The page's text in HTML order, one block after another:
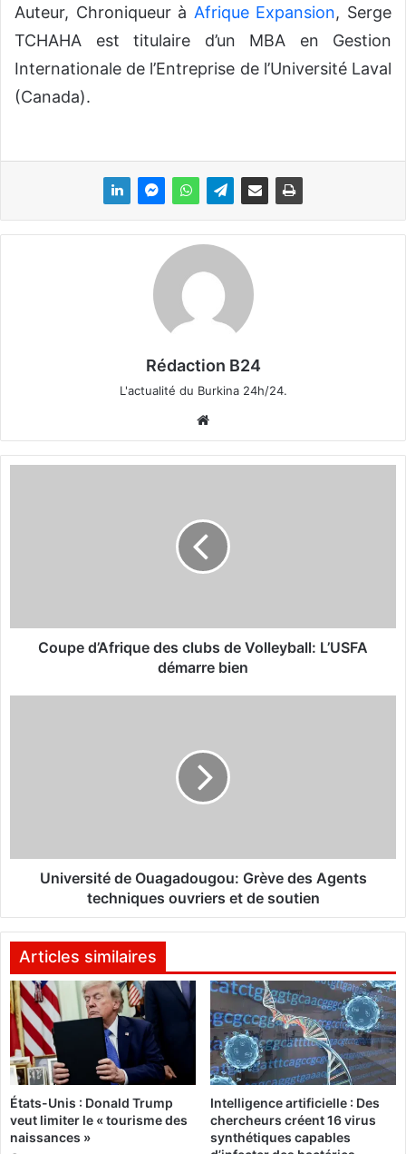
Auteur, Chroniqueur à Afrique Expansion, Serge
TCHAHA est titulaire d’un MBA en Gestion
Internationale de l’Entreprise de l’Université Laval
(Canada).
Rédaction B24
L'actualité du Burkina 24h/24.
bsi
te
f
V
l
e
y
b
a
l
:
L
Coupe d’Afrique des clubs de Volleyball: L’USFA
démarre bien
t
e
O
a
g
a
d
o
u
o
u
:
Université de Ouagadougou: Grève des Agents
techniques ouvriers et de soutien
Articles similaires
États-Unis : Donald Trump
veut limiter le « tourisme des
naissances »
Intelligence artificielle : Des
chercheurs créent 16 virus
synthétiques capables